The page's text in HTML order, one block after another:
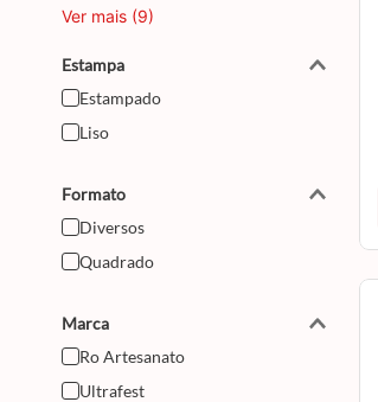
Ver mais (9)
Estampa
Estampado
Liso
Formato
Diversos
Quadrado
Marca
Ro Artesanato
Ultrafest